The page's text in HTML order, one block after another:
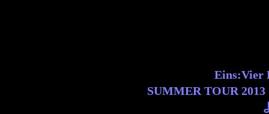
Eins:Vier
SUMMER TOUR